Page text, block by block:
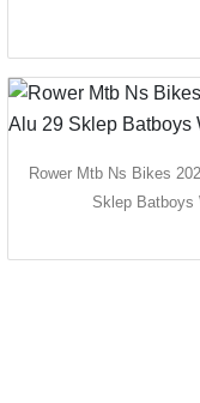
Rower Mtb Ns Bikes
Sklep Batboys